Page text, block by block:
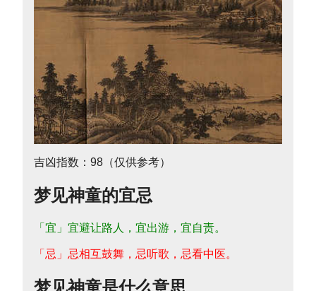
吉凶指数：98（仅供参考）
梦见神童的宜忌
「宜」宜避让路人，宜出游，宜自责。
「忌」忌相互鼓舞，忌听歌，忌看中医。